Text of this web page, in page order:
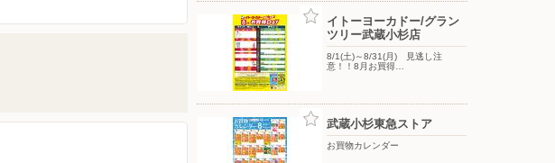
イトーヨーカドー/グラン
ツリー武蔵小杉店
8/1(土)～8/31(月) 見逃し注
意！！8月お買得…
武蔵小杉東急ストア
お買物カレンダー